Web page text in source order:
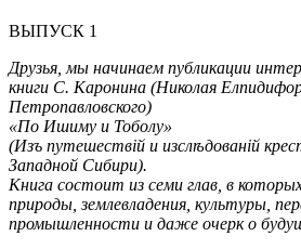
ВЫПУСК 1
Друзья, мы начинаем публикации
книги С. Каронина (Николая
Петропавловского)
«По Ишиму и Тоболу»
(Изъ путешествій и изслѣдованій
Западной Сибири).
Книга состоит из семи глав, в
природы, землевладения, культуры,
промышленности и даже очерк о